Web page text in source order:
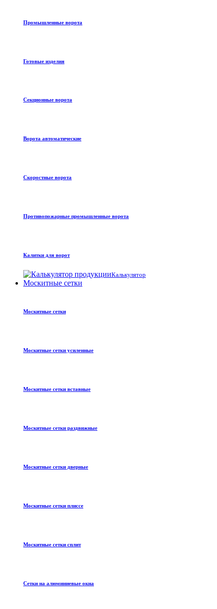
Промышленные ворота
Готовые изделия
Секционные ворота
Ворота автоматические
Скоростные ворота
Противопожарные промышленные ворота
Калитки для ворот
Калькулятор
Москитные сетки
Москитные сетки
Москитные сетки усиленные
Москитные сетки вставные
Москитные сетки раздвижные
Москитные сетки дверные
Москитные сетки плиссе
Москитные сетки сплит
Сетки на алюминиевые окна